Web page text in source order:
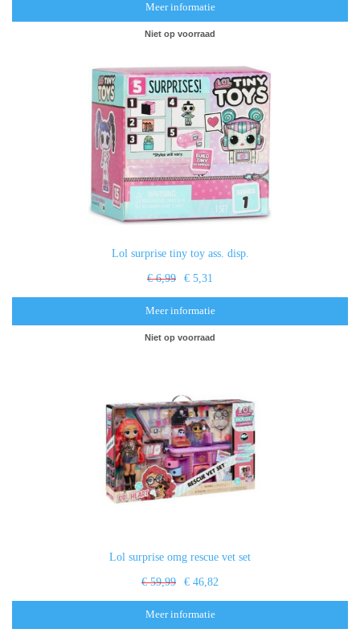
Meer informatie
Niet op voorraad
Lol surprise tiny toy ass. disp.
€ 6,99 € 5,31
Meer informatie
Niet op voorraad
Lol surprise omg rescue vet set
€ 59,99 € 46,82
Meer informatie